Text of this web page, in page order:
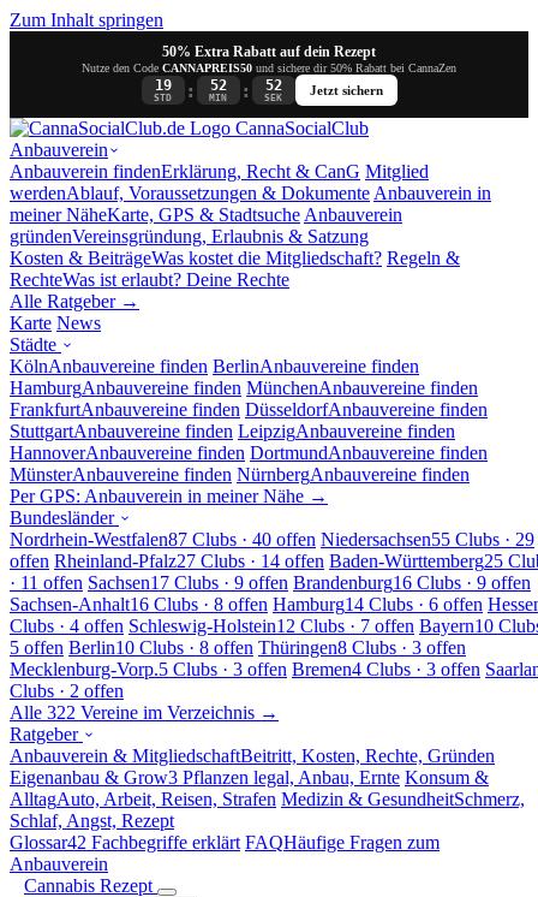
Zum Inhalt springen
50% Extra Rabatt auf dein Rezept
Nutze den Code CANNAPREIS50 und sichere dir 50% Rabatt bei CannaZen
19
STD : 52
MIN : 52
SEK
Jetzt sichern
CannaSocialClub
Anbauverein
Anbauverein findenErklärung, Recht & CanG Mitglied
werdenAblauf, Voraussetzungen & Dokumente Anbauverein in
meiner NäheKarte, GPS & Stadtsuche Anbauverein
gründenVereinsgründung, Erlaubnis & Satzung
Kosten & BeiträgeWas kostet die Mitgliedschaft? Regeln &
RechteWas ist erlaubt? Deine Rechte
Alle Ratgeber →
Karte News
Städte
KölnAnbauvereine finden BerlinAnbauvereine finden
HamburgAnbauvereine finden MünchenAnbauvereine finden
FrankfurtAnbauvereine finden DüsseldorfAnbauvereine finden
StuttgartAnbauvereine finden LeipzigAnbauvereine finden
HannoverAnbauvereine finden DortmundAnbauvereine finden
MünsterAnbauvereine finden NürnbergAnbauvereine finden
Per GPS: Anbauverein in meiner Nähe →
Bundesländer
Nordrhein-Westfalen87 Clubs · 40 offen Niedersachsen55 Clubs · 29
offen Rheinland-Pfalz27 Clubs · 14 offen Baden-Württemberg25
· 11 offen Sachsen17 Clubs · 9 offen Brandenburg16 Clubs · 9 offen
Sachsen-Anhalt16 Clubs · 8 offen Hamburg14 Clubs · 6 offen
Clubs · 4 offen Schleswig-Holstein12 Clubs · 7 offen Bayern10
5 offen Berlin10 Clubs · 8 offen Thüringen8 Clubs · 3 offen
Mecklenburg-Vorp.5 Clubs · 3 offen Bremen4 Clubs · 3 offen
Clubs · 2 offen
Alle 322 Vereine im Verzeichnis →
Ratgeber
Anbauverein & MitgliedschaftBeitritt, Kosten, Rechte, Gründen
Eigenanbau & Grow3 Pflanzen legal, Anbau, Ernte Konsum &
AlltagAuto, Arbeit, Reisen, Strafen Medizin & GesundheitSchmerz,
Schlaf, Angst, Rezept
Glossar42 Fachbegriffe erklärt FAQHäufige Fragen zum
Anbauverein
Cannabis Rezept